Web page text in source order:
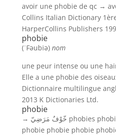
avoir une phobie de qc →
Collins Italian Dictionary
HarperCollins Publishers
phobie
(ˈFəubiə) nom
une peur intense ou une
Elle a une phobie des
Dictionnaire multilingue
2013 K Dictionaries Ltd.
phobie
→ خّوْفٌ مَرَضِيّ phobies
phobie phobie phobie